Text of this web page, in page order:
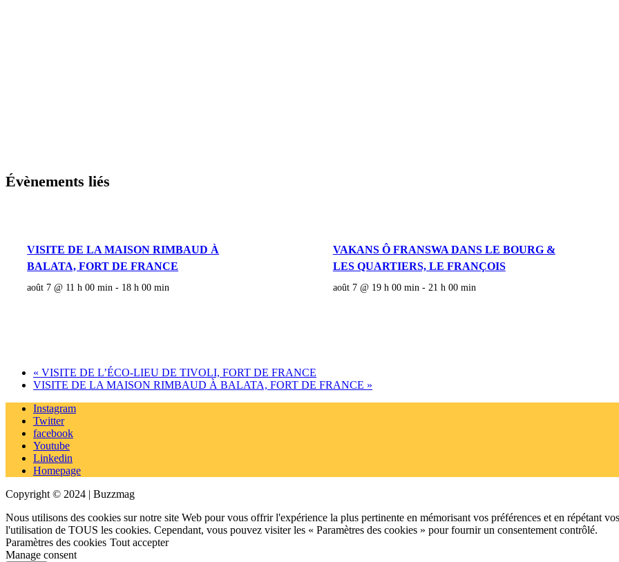
Évènements liés
VISITE DE LA MAISON RIMBAUD À
BALATA, FORT DE FRANCE
août 7 @ 11 h 00 min - 18 h 00 min
VAKANS Ô FRANSWA DANS LE BOURG &
LES QUARTIERS, LE FRANÇOIS
août 7 @ 19 h 00 min- 21 h 00 min
« VISITE DE L’ÉCO-LIEU DE TIVOLI, FORT DE FRANCE
VISITE DE LA MAISON RIMBAUD À BALATA, FORT DE FRANCE »
Instagram
Twitter
facebook
Youtube
Linkedin
Homepage
Copyright © 2024 | Buzzmag
Nous utilisons des cookies sur notre site Web pour vous offrir l'expérience la plus pertinente en mémorisant vos préférences et en répétant
l'utilisation de TOUS les cookies. Cependant, vous pouvez visiter les « Paramètres des cookies » pour fournir un consentement contrôlé.
Paramètres des cookies Tout accepter
Manage consent